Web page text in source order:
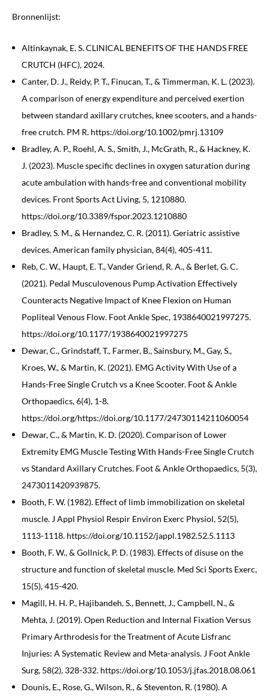
Bronnenlijst:
Altinkaynak, E. S. CLINICAL BENEFITS OF THE HANDS FREE
CRUTCH (HFC), 2024.
Canter, D. J., Reidy, P. T., Finucan, T., & Timmerman, K. L. (2023).
A comparison of energy expenditure and perceived exertion
between standard axillary crutches, knee scooters, and a hands-
free crutch. PM R. https://doi.org/10.1002/pmrj.13109
Bradley, A. P., Roehl, A. S., Smith, J., McGrath, R., & Hackney, K.
J. (2023). Muscle specific declines in oxygen saturation during
acute ambulation with hands-free and conventional mobility
devices. Front Sports Act Living, 5, 1210880.
https://doi.org/10.3389/fspor.2023.1210880
Bradley, S. M., & Hernandez, C. R. (2011). Geriatric assistive
devices. American family physician, 84(4), 405-411.
Reb, C. W., Haupt, E. T., Vander Griend, R. A., & Berlet, G. C.
(2021). Pedal Musculovenous Pump Activation Effectively
Counteracts Negative Impact of Knee Flexion on Human
Popliteal Venous Flow. Foot Ankle Spec, 1938640021997275.
https://doi.org/10.1177/1938640021997275
Dewar, C., Grindstaff, T., Farmer, B., Sainsbury, M., Gay, S.,
Kroes, W., & Martin, K. (2021). EMG Activity With Use of a
Hands-Free Single Crutch vs a Knee Scooter. Foot & Ankle
Orthopaedics, 6(4), 1-8.
https://doi.org/https://doi.org/10.1177/24730114211060054
Dewar, C., & Martin, K. D. (2020). Comparison of Lower
Extremity EMG Muscle Testing With Hands-Free Single Crutch
vs Standard Axillary Crutches. Foot & Ankle Orthopaedics, 5(3),
2473011420939875.
Booth, F. W. (1982). Effect of limb immobilization on skeletal
muscle. J Appl Physiol Respir Environ Exerc Physiol, 52(5),
1113-1118. https://doi.org/10.1152/jappl.1982.52.5.1113
Booth, F. W., & Gollnick, P. D. (1983). Effects of disuse on the
structure and function of skeletal muscle. Med Sci Sports Exerc,
15(5), 415-420.
Magill, H. H. P., Hajibandeh, S., Bennett, J., Campbell, N., &
Mehta, J. (2019). Open Reduction and Internal Fixation Versus
Primary Arthrodesis for the Treatment of Acute Lisfranc
Injuries: A Systematic Review and Meta-analysis. J Foot Ankle
Surg, 58(2), 328-332. https://doi.org/10.1053/j.jfas.2018.08.061
Dounis, E., Rose, G., Wilson, R., & Steventon, R. (1980). A